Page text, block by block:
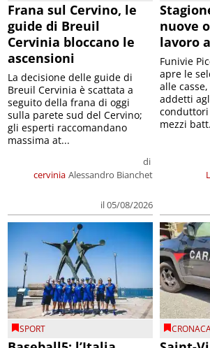
Frana sul Cervino, le
guide di Breuil
Cervinia bloccano le
ascensioni
cervinia
di
Alessandro Bianchet
il 05/08/2026
La decisione delle guide di
Breuil Cervinia è scattata a
seguito della frana di oggi
sulla parete sud del Cervino;
gli esperti raccomandano
massima at...
nuove
lavoro
Funivie
apre le
alle
addetti
conduttori
mezzi
SPORT